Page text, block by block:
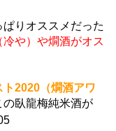
りオススメだった
冷や）や燗酒がオス
ト2020（燗酒アワ
の臥龍梅純米酒が